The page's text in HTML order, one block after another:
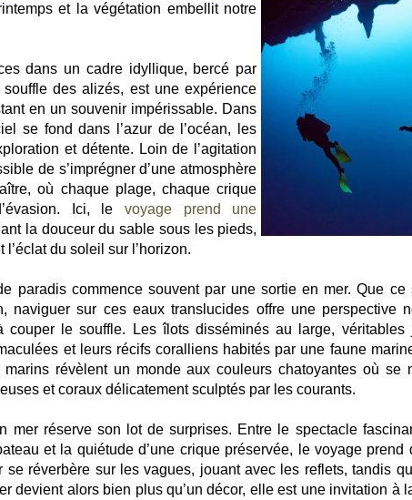
et la végétation embellit notre
dans un cadre idyllique, bercé par
des alizés, est une expérience
en un souvenir impérissable. Dans
se fond dans l’azur de l’océan, les
et détente. Loin de l’agitation
de s’imprégner d’une atmosphère
où chaque plage, chaque crique
Ici, le voyage prend une
la douceur du sable sous les pieds,
l’éclat du soleil sur l’horizon.
paradis commence souvent par une sortie en mer. Que ce
naviguer sur ces eaux translucides offre une perspective
couper le souffle. Les îlots disséminés au large, véritables
et leurs récifs coralliens habités par une faune
révèlent un monde aux couleurs chatoyantes où se
et coraux délicatement sculptés par les courants.
mer réserve son lot de surprises. Entre le spectacle
et la quiétude d’une crique préservée, le voyage prend
réverbère sur les vagues, jouant avec les reflets, tandis
devient alors bien plus qu’un décor, elle est une invitation à